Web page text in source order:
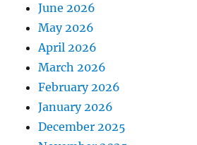
June 2026
May 2026
April 2026
March 2026
February 2026
January 2026
December 2025